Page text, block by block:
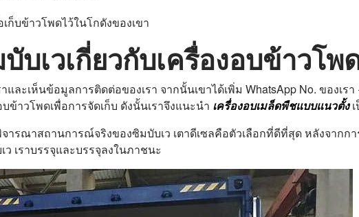
ก็บข้าวโพดไว้ในโกดังของเขา
บเวเกี่ยวกับเครื่องอบข้าวโพ
ละเห็นข้อมูลการติดต่อของเรา จากนั้นเขาได้เพิ่ม WhatsApp No. ของเรา
ข้าวโพดเพื่อการจัดเก็บ ดังนั้นเราจึงแนะนำ เครื่องอบเมล็ดพืชแบบแนวตั้งเ
จารณาสถานการณ์จริงของซิมบับเว เตาดีเซลคือตัวเลือกที่ดีที่สุด หลังจาก
เราบรรจุและบรรจุลงในภาชนะ